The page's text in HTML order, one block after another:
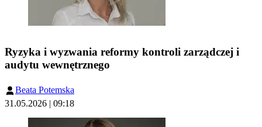
Ryzyka i wyzwania reformy kontroli zarządczej i
audytu wewnętrznego
Beata Potemska
31.05.2026 | 09:18